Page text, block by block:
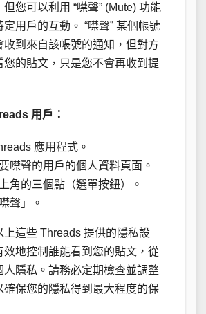
您可以利用 “噤聲” (Mute) 功能
用戶的互動。 “噤聲” 某個帳號
收到來自該帳號的通知，但對方
您的貼文，只是您不會再收到提
用戶：
應用程式。
噤聲的用戶的個人資料頁面。
角的三個點（選單按鈕）。
聲」。
上這些 Threads 提供的隱私設
效地控制誰能看到您的貼文，從
人隱私。請務必定期檢查並調整
確保您的隱私得到最大程度的保